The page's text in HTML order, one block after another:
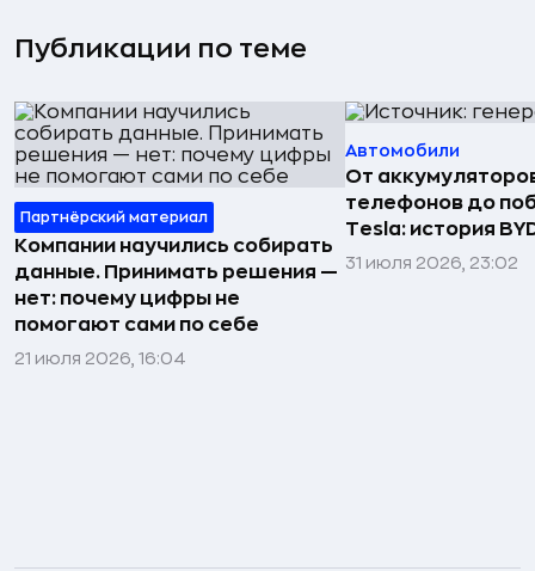
Публикации по теме
Партнёрский материал
Компании научились собирать
данные. Принимать решения —
нет: почему цифры не
помогают сами по себе
21 июля 2026, 16:04
Автомобили
От
телефонов до
Tesla: история
31 июля 2026, 23:02